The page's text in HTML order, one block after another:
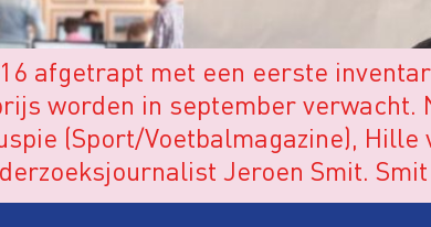
afgetrapt met een eerste
worden in september
(Sport/Voetbalmagazine),
Jeroen Smit.